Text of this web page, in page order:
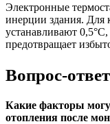
Электронные
инерции здания. Для
устанавливают
предотвращает
Вопрос-
Какие факторы
отопления после